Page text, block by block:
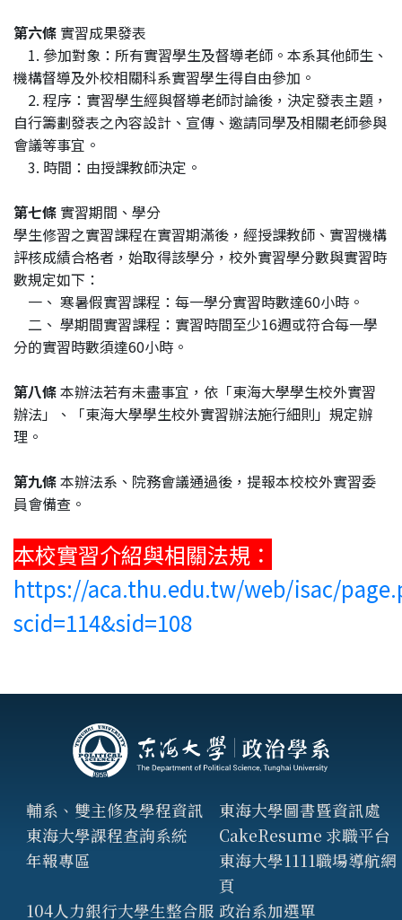
第六條 實習成果發表
1. 參加對象：所有實習學生及督導老師。本系其他師生、
機構督導及外校相關科系實習學生得自由參加。
2. 程序：實習學生經與督導老師討論後，決定發表主題，
自行籌劃發表之內容設計、宣傳、邀請同學及相關老師參與
會議等事宜。
3. 時間：由授課教師決定。
第七條 實習期間、學分
學生修習之實習課程在實習期滿後，經授課教師、實習機構
評核成績合格者，始取得該學分，校外實習學分數與實習時
數規定如下：
一、 寒暑假實習課程：每一學分實習時數達60小時。
二、 學期間實習課程：實習時間至少16週或符合每一學
分的實習時數須達60小時。
第八條本辦法若有未盡事宜，依「東海大學學生校外實習
辦法」、「東海大學學生校外實習辦法施行細則」規定辦
理。
第九條本辦法系、院務會議通過後，提報本校校外實習委
員會備查。
本校實習介紹與相關法規：
https://aca.thu.edu.tw/web/isac/
scid=114&sid=108
輔系、雙主修及學程資訊
東海大學圖書暨資訊處
東海大學課程查詢系統
CakeResume 求職平台
年報專區
東海大學1111職場導航網
頁
104人力銀行大學生整合服 政治系加選單